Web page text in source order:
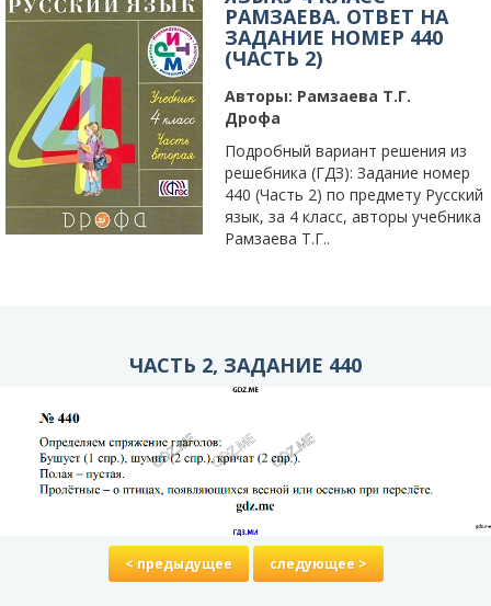
РАМЗАЕВА. ОТВЕТ НА
ЗАДАНИЕ НОМЕР 440
(ЧАСТЬ 2)
Авторы: Рамзаева Т.Г.
Дрофа
Подробный вариант решения из
решебника (ГДЗ): Задание номер
440 (Часть 2) по предмету Русский
язык, за 4 класс, авторы учебника
Рамзаева Т.Г..
ЧАСТЬ 2, ЗАДАНИЕ 440
< предыдущее следующее >